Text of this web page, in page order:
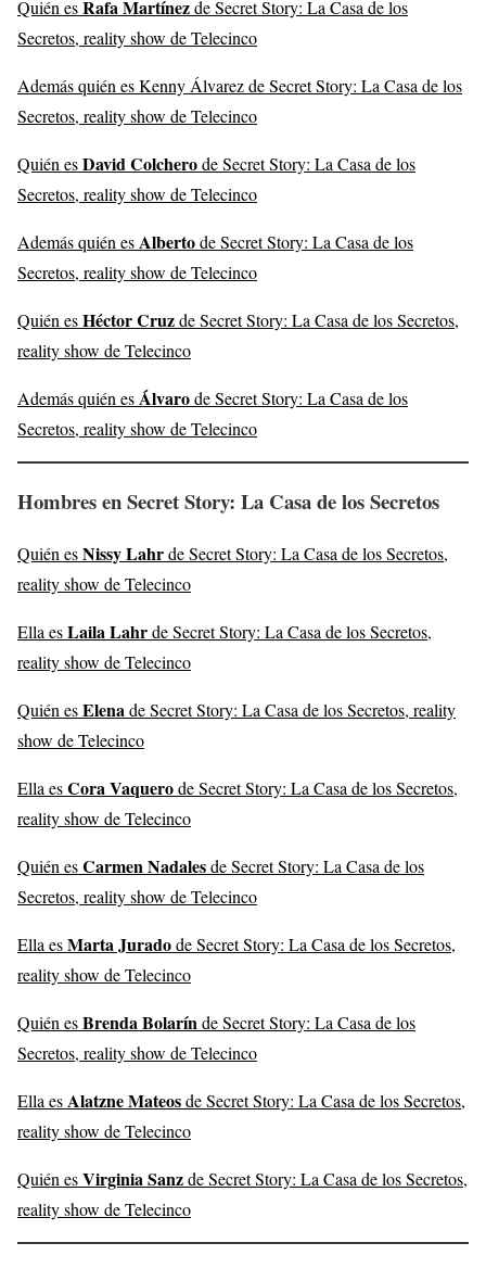
Quién esRafa Martínezde Secret Story: La Casa de los
Secretos, reality show de Telecinco
Además quién es Kenny Álvarez de Secret Story: La Casa de los
Secretos, reality show de Telecinco
Quién esDavid Colcherode Secret Story: La Casa de los
Secretos, reality show de Telecinco
Además quién esAlbertode Secret Story: La Casa de los
Secretos, reality show de Telecinco
Quién esHéctor Cruzde Secret Story: La Casa de los Secretos,
reality show de Telecinco
Además quién esÁlvarode Secret Story: La Casa de los
Secretos, reality show de Telecinco
Hombres en Secret Story: La Casa de los Secretos
Quién esNissy Lahrde Secret Story: La Casa de los Secretos,
reality show de Telecinco
Ella esLaila Lahrde Secret Story: La Casa de los Secretos,
reality show de Telecinco
Quién esElenade Secret Story: La Casa de los Secretos, reality
show de Telecinco
Ella esCora Vaquerode Secret Story: La Casa de los Secretos,
reality show de Telecinco
Quién esCarmen Nadalesde Secret Story: La Casa de los
Secretos, reality show de Telecinco
Ella esMarta Juradode Secret Story: La Casa de los Secretos,
reality show de Telecinco
Quién esBrenda Bolarínde Secret Story: La Casa de los
Secretos, reality show de Telecinco
Ella esAlatzne Mateosde Secret Story: La Casa de los Secretos,
reality show de Telecinco
Quién esVirginia Sanzde Secret Story: La Casa de los Secretos,
reality show de Telecinco